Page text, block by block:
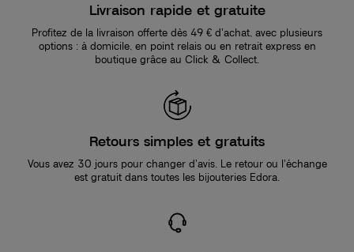
Livraison rapide et gratuite
Profitez de la livraison offerte dès 49 € d’achat, avec plusieurs
options : à domicile, en point relais ou en retrait express en
boutique grâce au Click & Collect.
Retours simples et gratuits
Vous avez 30 jours pour changer d’avis. Le retour ou l’échange
est gratuit dans toutes les bijouteries Edora.